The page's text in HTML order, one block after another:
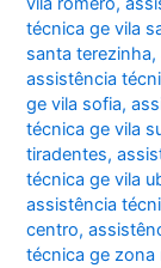
técnica ge vila
santa terezinha,
assistência
ge vila sofia,
técnica ge vila
tiradentes,
técnica ge vila
assistência
centro,
técnica ge zona